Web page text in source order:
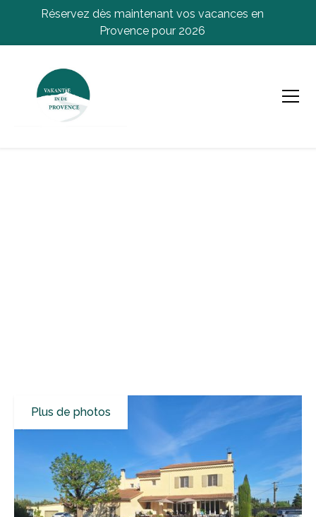
Réservez dès maintenant vos vacances en
Provence pour 2026
Villas de vacances
Vaucluse
Carpentras
Plus de photos